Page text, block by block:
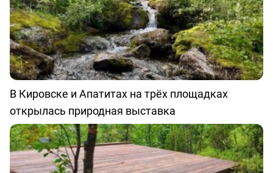
В Кировске и Апатитах на трёх площадках
открылась природная выставка